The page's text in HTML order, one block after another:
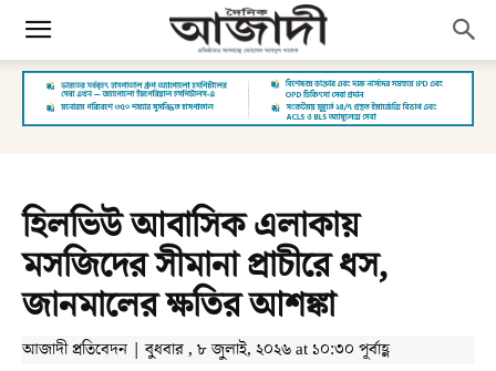
হিলভিউ আবাসিক এলাকায়
মসজিদের সীমানা প্রাচীরে ধস,
জানমালের ক্ষতির আশঙ্কা
আজাদী প্রতিবেদন | বুধবার , ৮ জুলাই, ২০২৬ at ১০:৩০ পূর্বাহ্ণ